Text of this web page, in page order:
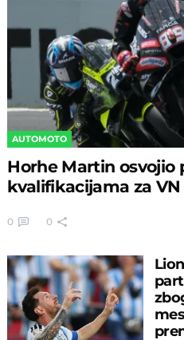
AUTOMOTO
Horhe Martin osvojio
kvalifikacijama za
0 0